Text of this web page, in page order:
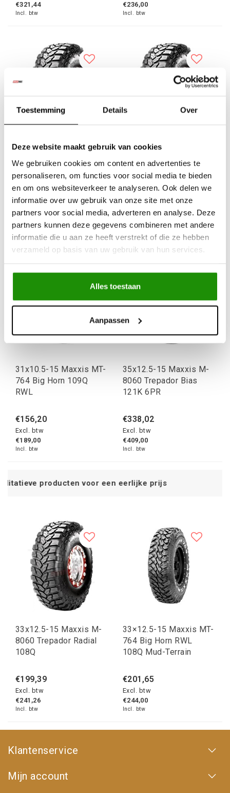
Toestemming Details Over
Deze website maakt gebruik van cookies
We gebruiken cookies om content en advertenties te
personaliseren, om functies voor social media te bieden
en om ons websiteverkeer te analyseren. Ook delen we
informatie over uw gebruik van onze site met onze
partners voor social media, adverteren en analyse. Deze
partners kunnen deze gegevens combineren met andere
informatie die u aan ze heeft verstrekt of die ze hebben
verzameld op basis van uw gebruik van hun services.
Alles toestaan
Aanpassen
€321,44
Incl. btw
€236,00
Incl. btw
35x12.5-15 Maxxis M-
8060 Trepador Radial
113Q
€269,42
Excl. btw
€326,00
31x10.5-15 Maxxis M-
8060 Trepador Radial
109Q 6PR
€161,16
Excl. btw
€195,00
31x10.5-15 Maxxis MT-
764 Big Horn 109Q
RWL
€156,20
Excl. btw
€189,00
Incl. btw
35x12.5-15 Maxxis M-
8060 Trepador Bias
121K 6PR
€338,02
Excl. btw
€409,00
Incl. btw
een eerlijke prijs
33x12.5-15 Maxxis M-
8060 Trepador Radial
108Q
€199,39
Excl. btw
€241,26
Incl. btw
33×12.5-15 Maxxis MT-
764 Big Horn RWL
108Q Mud-Terrain
€201,65
Excl. btw
€244,00
Incl. btw
Klantenservice
Mijn account